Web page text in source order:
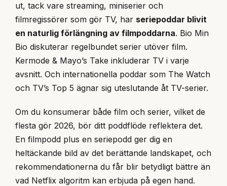
ut, tack vare streaming, miniserier och
filmregissörer som gör TV, har seriepoddar blivit
en naturlig förlängning av filmpoddarna. Bio Min
Bio diskuterar regelbundet serier utöver film.
Kermode & Mayo’s Take inkluderar TV i varje
avsnitt. Och internationella poddar som The Watch
och TV’s Top 5 ägnar sig uteslutande åt TV-serier.
Om du konsumerar både film och serier, vilket de
flesta gör 2026, bör ditt poddflöde reflektera det.
En filmpodd plus en seriepodd ger dig en
heltäckande bild av det berättande landskapet, och
rekommendationerna du får blir betydligt bättre än
vad Netflix algoritm kan erbjuda på egen hand.